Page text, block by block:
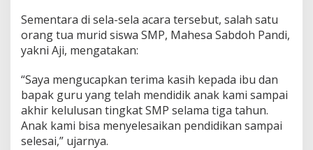
Sementara di sela-sela acara tersebut, salah satu
orang tua murid siswa SMP, Mahesa Sabdoh Pandi,
yakni Aji, mengatakan:
“Saya mengucapkan terima kasih kepada ibu dan
bapak guru yang telah mendidik anak kami sampai
akhir kelulusan tingkat SMP selama tiga tahun.
Anak kami bisa menyelesaikan pendidikan sampai
selesai,” ujarnya.